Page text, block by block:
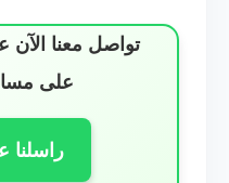
تواصل معنا الآن
على
راسلنا